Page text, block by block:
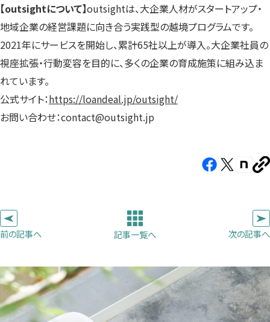
【outsightについて】outsightは、大企業人材がスタートアップ・
地域企業の経営課題に向き合う実践型の越境プログラムです。
2021年にサービスを開始し、累計65社以上が導入。大企業社員の
視座拡張・行動変容を目的に、多くの企業の育成施策に組み込ま
れています。
公式サイト：https://loandeal.jp/outsight/
お問い合わせ：contact@outsight.jp
Facebook（新
き
ま
す）
X（新
き
ま
す）
note（新
で
き
ま
す）
ー
前の記事へ 記事一覧へ 次の記事へ